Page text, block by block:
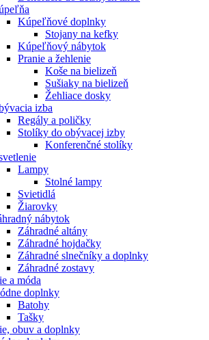
Kúpeľňové doplnky
Stojany na kefky
Kúpeľňový nábytok
Pranie a žehlenie
Koše na bielizeň
Sušiaky na bielizeň
Žehliace dosky
izba
Regály a poličky
Stolíky do obývacej izby
Konferenčné stolíky
Lampy
Stolné lampy
Svietidlá
Žiarovky
nábytok
Záhradné altány
Záhradné hojdačky
Záhradné slnečníky a doplnky
Záhradné zostavy
a móda
doplnky
Batohy
Tašky
obuv a doplnky